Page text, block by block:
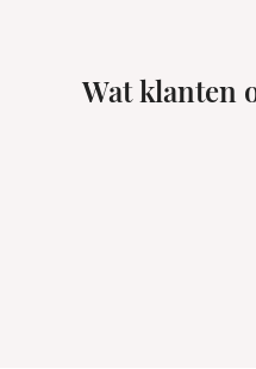
Wat klanten